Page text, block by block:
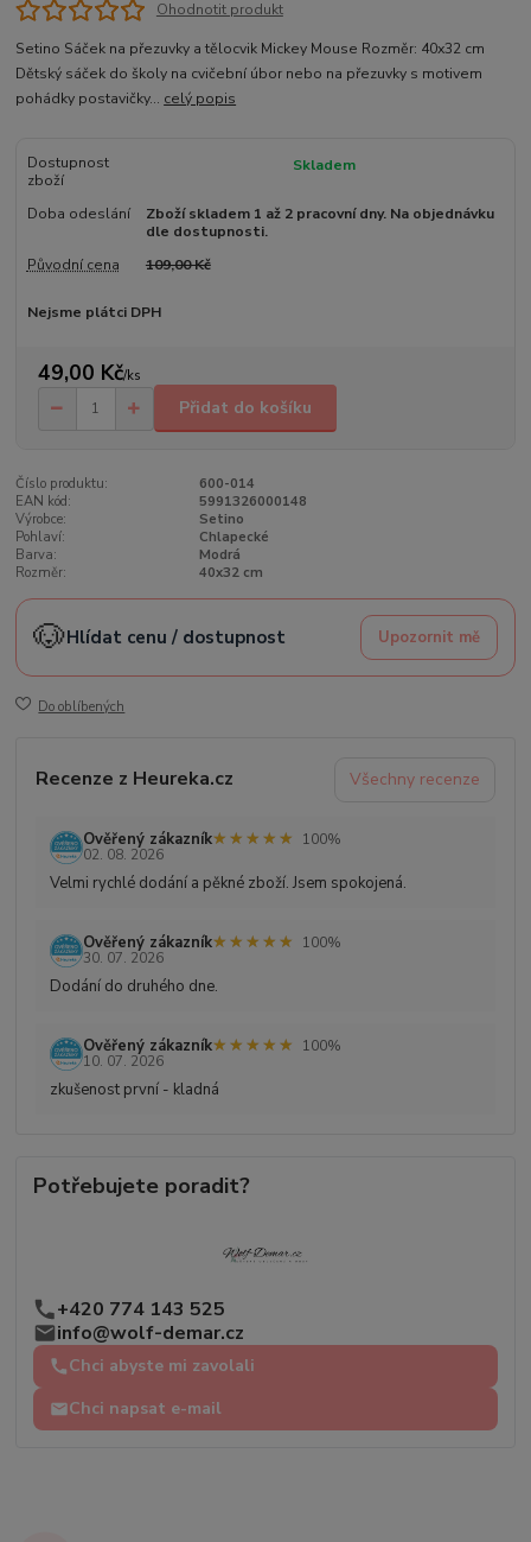
Ohodnotit produkt
Setino Sáček na přezuvky a tělocvik Mickey Mouse Rozměr: 40x32 cm
Dětský sáček do školy na cvičební úbor nebo na přezuvky s motivem
pohádky postavičky... celý popis
Dostupnost
zboží
Skladem
Doba odeslání
Zboží skladem 1 až 2 pracovní dny. Na objednávku
dle dostupnosti.
Původní cena
109,00 Kč
Nejsme plátci DPH
49,00 Kč/ks
Přidat do košíku
Číslo produktu:
600-014
EAN kód:
5991326000148
Výrobce:
Setino
Pohlaví:
Chlapecké
Barva:
Modrá
Rozměr:
40x32 cm
🐶Hlídat cenu / dostupnost Upozornit mě
Do oblíbených
Recenze z Heureka.cz Všechny recenze
Ověřený zákazník★★★★★
★★★★★
100%
02. 08. 2026
Velmi rychlé dodání a pěkné zboží. Jsem spokojená.
Ověřený zákazník★★★★★
★★★★★
100%
30. 07. 2026
Dodání do druhého dne.
Ověřený zákazník★★★★★
★★★★★
100%
10. 07. 2026
zkušenost první - kladná
Potřebujete poradit?
+420 774 143 525
info@wolf-demar.cz
Chci abyste mi zavolali
Chci napsat e-mail